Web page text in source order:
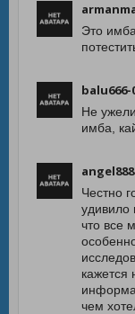
Это
balu666-
Не
имба,
Честно
удивило
что все
кажется
чем